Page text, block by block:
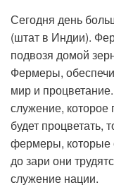
Сегодня день
(штат в Индии).
подвозя домой
Фермеры,
мир и
служение, которое
будет процветать,
фермеры, которые
до зари они
служение нации.